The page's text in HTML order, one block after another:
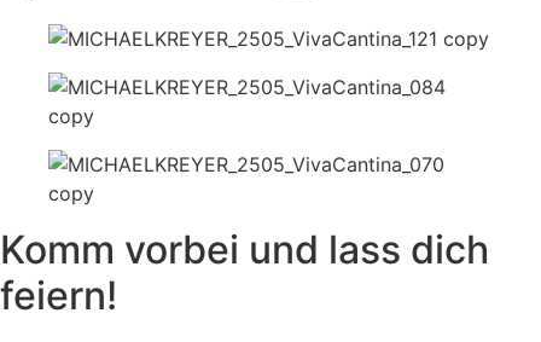
Komm vorbei und lass dich
feiern!